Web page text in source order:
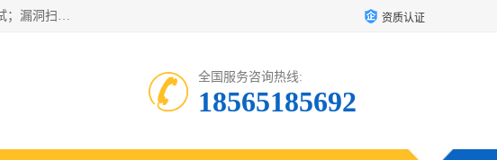
正检信服提供软件产品登记测试；科技项目验收测试；产品确认测试；功能测试；性能测试；安全测试；代码审计测试；漏洞扫描测试；渗透测试；风险评估测试；信息安全等级保护测评；双软认定；实验室建设质量体系建设；软件着作权、软件评测等服务。 资质认证
全国服务咨询热线:
18565185692